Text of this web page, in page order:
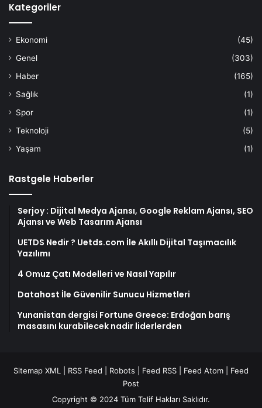
Kategoriler
Ekonomi
(45)
Genel
(303)
Haber
(165)
Sağlık
(1)
Spor
(1)
Teknoloji
(5)
Yaşam
(1)
Rastgele Haberler
Serjoy : Dijital Medya Ajansı, Google Reklam Ajansı, SEO
Ajansı ve Web Tasarım Ajansı
UETDS Nedir ? Uetds.com İle Akıllı Dijital Taşımacılık
Yazılımı
4 Omuz Çatı Modelleri ve Nasıl Yapılır
Datahost İle Güvenilir Sunucu Hizmetleri
Yunanistan dergisi Fortune Greece: Erdoğan barış
masasını kurabilecek nadir liderlerden
Sitemap XML RSS Feed Robots Feed RSS Feed Atom
Feed
Post
Copyright © 2024 Tüm Telif Hakları Saklıdır.